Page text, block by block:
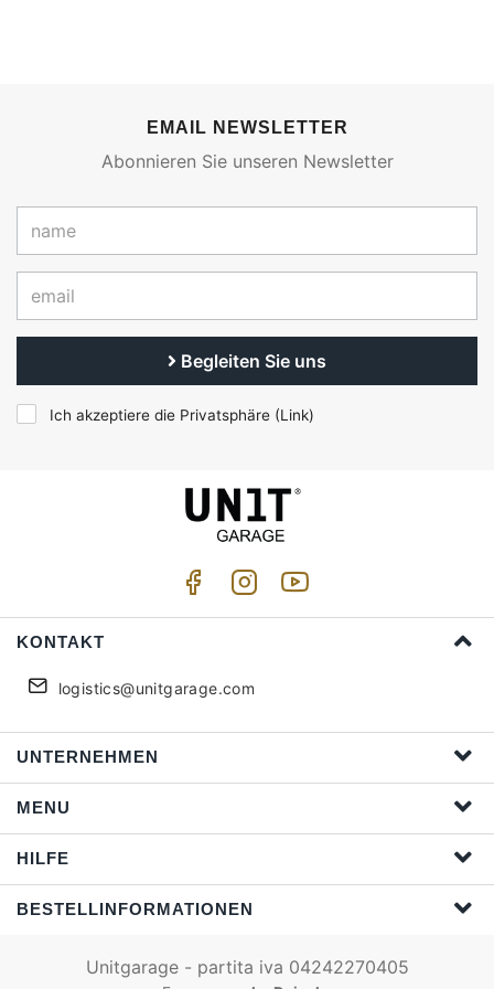
EMAIL NEWSLETTER
Abonnieren Sie unseren Newsletter
Begleiten Sie uns
Ich akzeptiere die Privatsphäre (Link)
KONTAKT
logistics@unitgarage.com
UNTERNEHMEN
MENU
HILFE
BESTELLINFORMATIONEN
Unitgarage - partita iva 04242270405